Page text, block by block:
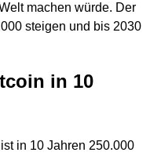
machen würde. Der
steigen und bis 2030
in 10
in 10 Jahren 250.000